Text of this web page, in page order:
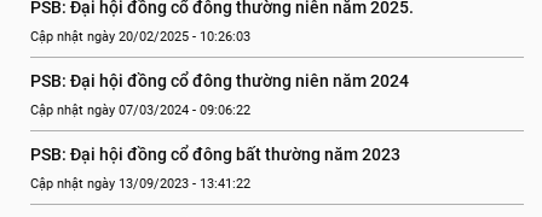
PSB: Đại hội đồng cổ đông thường niên năm 2025.
Cập nhật ngày 20/02/2025 - 10:26:03
PSB: Đại hội đồng cổ đông thường niên năm 2024
Cập nhật ngày 07/03/2024 - 09:06:22
PSB: Đại hội đồng cổ đông bất thường năm 2023
Cập nhật ngày 13/09/2023 - 13:41:22